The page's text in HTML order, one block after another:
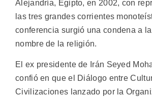
Alejandría, Egipto, en 2002, con
las tres grandes corrientes
conferencia surgió una condena a
nombre de la religión.
El ex presidente de Irán Seyed
confió en que el Diálogo entre
Civilizaciones lanzado por la